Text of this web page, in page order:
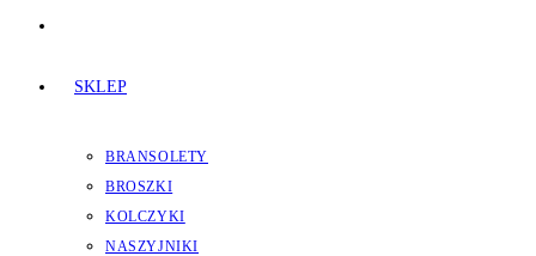
SKLEP
BRANSOLETY
BROSZKI
KOLCZYKI
NASZYJNIKI